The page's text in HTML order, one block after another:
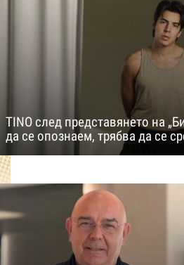
TINO след представянето на
да се опознаем, трябва да се